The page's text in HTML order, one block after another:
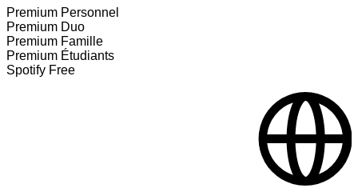
Premium Personnel
Premium Duo
Premium Famille
Premium Étudiants
Spotify Free